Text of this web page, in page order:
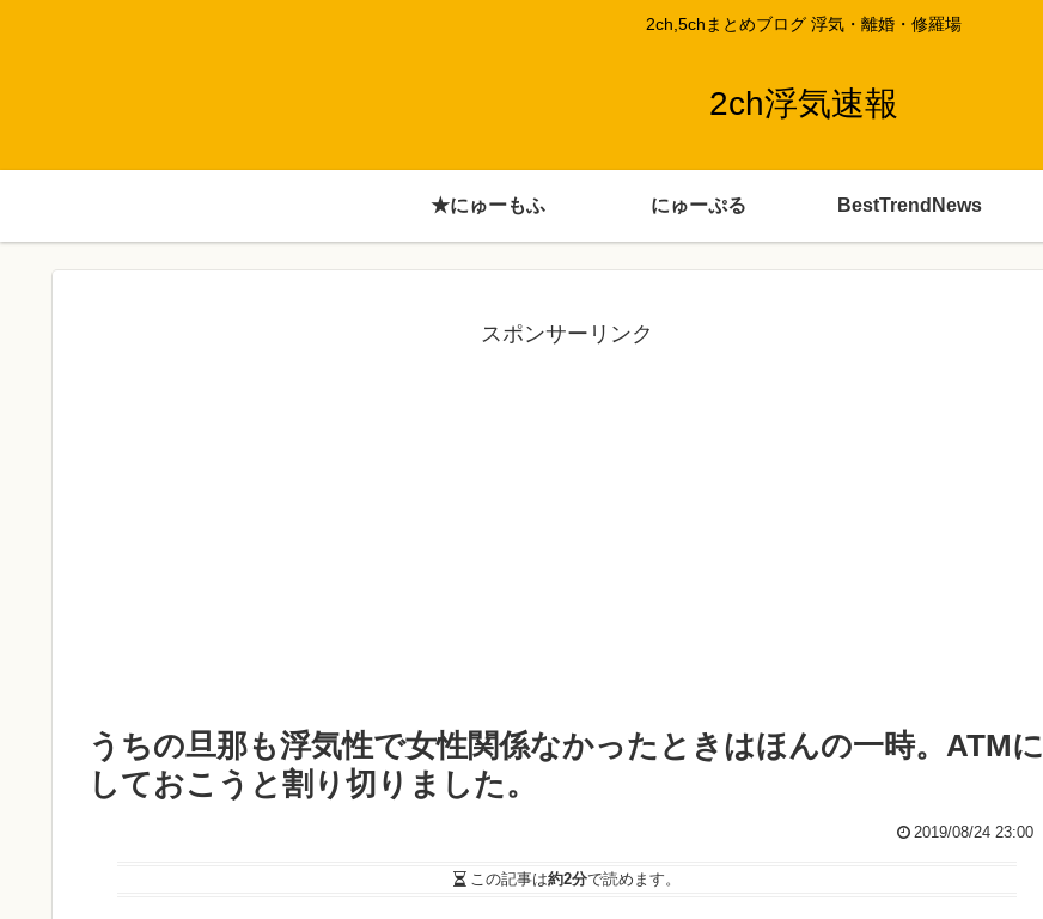
2ch,5chまとめブログ 浮気・離婚・修羅場
2ch浮気速報
★にゅーもふ にゅーぷる BestTrendNews
スポンサーリンク
うちの旦那も浮気性で女性関係なかったときはほんの一時。ATMに
しておこうと割り切りました。
2019/08/24 23:00
この記事は約2分で読めます。